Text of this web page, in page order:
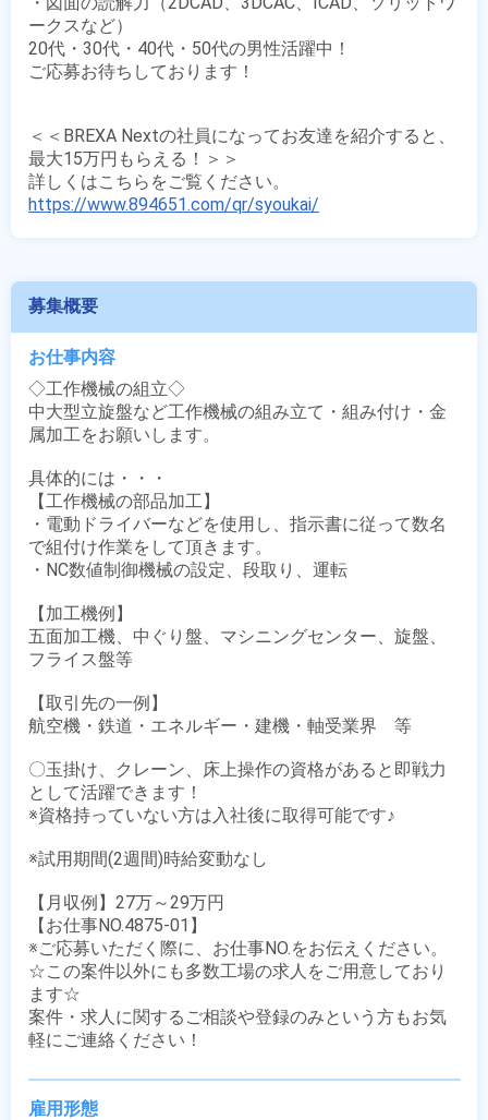
ークスなど）
20代・30代・40代・50代の男性活躍中！
ご応募お待ちしております！
＜＜BREXA Nextの社員になってお友達を紹介すると、
最大15万円もらえる！＞＞
https://www.894651.com/qr/syoukai/
募集概要
お仕事内容
◇工作機械の組立◇
中大型立旋盤など工作機械の組み立て・組み付け・金
属加工をお願いします。
具体的には・・・
【工作機械の部品加工】
・電動ドライバーなどを使用し、指示書に従って数名
で組付け作業をして頂きます。
・NC数値制御機械の設定、段取り、運転
【加工機例】
五面加工機、中ぐり盤、マシニングセンター、旋盤、
フライス盤等
【取引先の一例】
航空機・鉄道・エネルギー・建機・軸受業界　等
〇玉掛け、クレーン、床上操作の資格があると即戦力
として活躍できます！
※資格持っていない方は入社後に取得可能です♪
※試用期間(2週間)時給変動なし
【月収例】27万～29万円
【お仕事NO.4875-01】
※ご応募いただく際に、お仕事NO.をお伝えください。
☆この案件以外にも多数工場の求人をご用意しており
ます☆
案件・求人に関するご相談や登録のみという方もお気
軽にご連絡ください！
雇用形態